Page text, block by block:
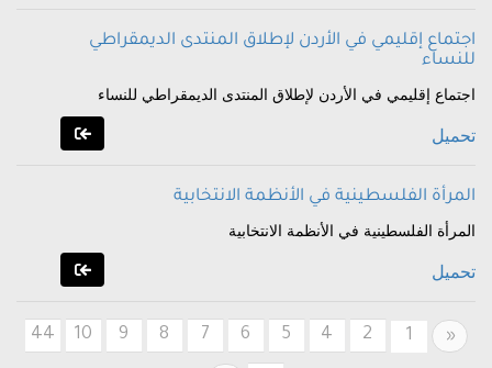
اجتماع إقليمي في الأردن لإطلاق المنتدى الديمقراطي
للنساء
اجتماع إقليمي في الأردن لإطلاق المنتدى الديمقراطي للنساء
تحميل
المرأة الفلسطينية في الأنظمة الانتخابية
المرأة الفلسطينية في الأنظمة الانتخابية
تحميل
«
Previous
1
2
4
5
6
7
8
9
10
44